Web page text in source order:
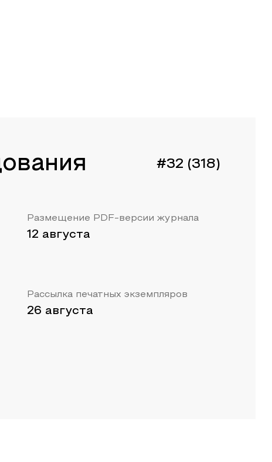
#32 (318)
Размещение PDF-версии журнала
12 августа
Рассылка печатных экземпляров
26 августа